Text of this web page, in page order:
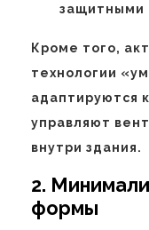
защитными
Кроме того,
технологии
адаптируются
управляют
внутри здания.
2.
формы